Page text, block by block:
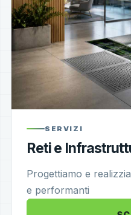
SERVIZI
Reti e
Progettiamo e
e performanti